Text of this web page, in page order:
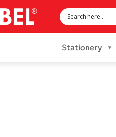
Stationery